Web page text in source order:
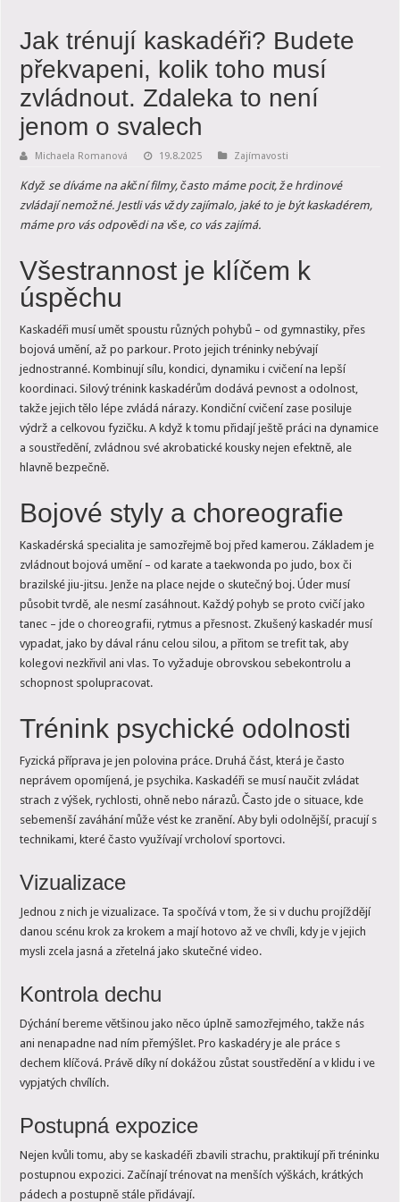
Jak trénují kaskadéři? Budete
překvapeni, kolik toho musí
zvládnout. Zdaleka to není
jenom o svalech
Michaela Romanová 19.8.2025 Zajímavosti
Když se díváme na akční filmy, často máme pocit, že hrdinové
zvládají nemožné. Jestli vás vždy zajímalo, jaké to je být kaskadérem,
máme pro vás odpovědi na vše, co vás zajímá.
Všestrannost je klíčem k
úspěchu
Kaskadéři musí umět spoustu různých pohybů – od gymnastiky, přes
bojová umění, až po parkour. Proto jejich tréninky nebývají
jednostranné. Kombinují sílu, kondici, dynamiku i cvičení na lepší
koordinaci. Silový trénink kaskadérům dodává pevnost a odolnost,
takže jejich tělo lépe zvládá nárazy. Kondiční cvičení zase posiluje
výdrž a celkovou fyzičku. A když k tomu přidají ještě práci na dynamice
a soustředění, zvládnou své akrobatické kousky nejen efektně, ale
hlavně bezpečně.
Bojové styly a choreografie
Kaskadérská specialita je samozřejmě boj před kamerou. Základem je
zvládnout bojová umění – od karate a taekwonda po judo, box či
brazilské jiu-jitsu. Jenže na place nejde o skutečný boj. Úder musí
působit tvrdě, ale nesmí zasáhnout. Každý pohyb se proto cvičí jako
tanec – jde o choreografii, rytmus a přesnost. Zkušený kaskadér musí
vypadat, jako by dával ránu celou silou, a přitom se trefit tak, aby
kolegovi nezkřivil ani vlas. To vyžaduje obrovskou sebekontrolu a
schopnost spolupracovat.
Trénink psychické odolnosti
Fyzická příprava je jen polovina práce. Druhá část, která je často
neprávem opomíjená, je psychika. Kaskadéři se musí naučit zvládat
strach z výšek, rychlosti, ohně nebo nárazů. Často jde o situace, kde
sebemenší zaváhání může vést ke zranění. Aby byli odolnější, pracují s
technikami, které často využívají vrcholoví sportovci.
Vizualizace
Jednou z nich je vizualizace. Ta spočívá v tom, že si v duchu projíždějí
danou scénu krok za krokem a mají hotovo až ve chvíli, kdy je v jejich
mysli zcela jasná a zřetelná jako skutečné video.
Kontrola dechu
Dýchání bereme většinou jako něco úplně samozřejmého, takže nás
ani nenapadne nad ním přemýšlet. Pro kaskadéry je ale práce s
dechem klíčová. Právě díky ní dokážou zůstat soustředění a v klidu i ve
vypjatých chvílích.
Postupná expozice
Nejen kvůli tomu, aby se kaskadéři zbavili strachu, praktikují při tréninku
postupnou expozici. Začínají trénovat na menších výškách, krátkých
pádech a postupně stále přidávají.